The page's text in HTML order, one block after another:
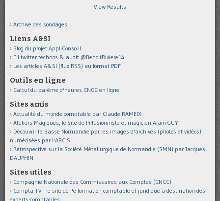
View Results
Archive des sondages
Liens A&SI
Blog du projet AppliConso II
Fil twitter technos & audit @BenoitRiviere14
Les articles A&SI (flux RSS) au format PDF
Outils en ligne
Calcul du barème d'heures CNCC en ligne
Sites amis
Actualité du monde comptable par Claude RAMEIX
Ateliers Magiques, le site de l'illusionniste et magicien Alain GUY
Découvrir la Basse-Normandie par les images d'archives (photos et vidéos)
numérisées par l'ARCIS
Rétrospective sur la Société Métallurgique de Normandie (SMN) par Jacques
DAUPHIN
Sites utiles
Compagnie Nationale des Commissaires aux Comptes (CNCC)
Compta-TV : le site de l'e-formation comptable et juridique à destination des
experts-comptables